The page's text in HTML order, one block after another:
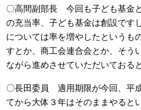
〇高間副部長 今回も子ども基金
の充当率、子ども基金は創設です
については率を増やしたというも
すとか、商工会連合会とか、そう
ながら進めさせていただいておる
〇長田委員 適用期限が今回、平
てから大体３年はそのままやると